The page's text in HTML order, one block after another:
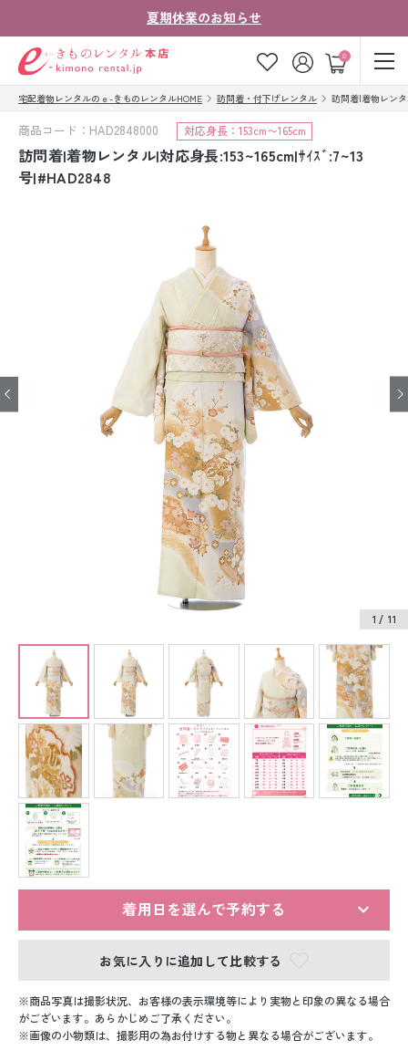
夏期休業のお知らせ
0
ゲスト
お気に入り ログイン カート
ご注文の流れ
会社案内
法人・グループの
お客様はこちら
ジュニア着物レンタル
ジュニア洋装レンタル
ベビー洋装レンタル
紋付袴レンタル
留袖レンタル
男性礼装レンタル
白無垢&紋付袴レンタル
引き振袖レンタル
宅配着物レンタルのｅ-きものレンタルHOME 訪問着・付下げレンタル 訪問着|着物レンタ
商品コード：HAD2848000 対応身長：153cm〜165cm
訪問着|着物レンタル|対応身長:153~165cm|ｻｲｽﾞ:7~13
号|#HAD2848
1 / 11
着用日を選んで予約する
お気に入りに追加して比較する
商品写真は撮影状況、お客様の表示環境等により実物と印象の異なる場合
がございます。あらかじめご了承ください。
画像の小物類は、撮影用の為お付けする物と異なる場合がございます。